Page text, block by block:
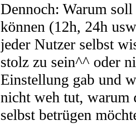
Dennoch: Warum
können (12h, 24h
jeder Nutzer selbst
stolz zu sein^^ oder
Einstellung gab und
nicht weh tut, warum
selbst betrügen